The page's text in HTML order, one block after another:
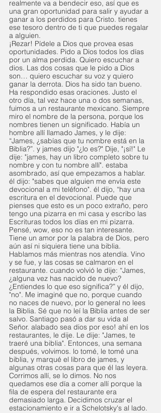
realmente va a bendecir eso, así que es
una gran oportunidad para salir y ayudar a
ganar a los perdidos para Cristo. tienes
ese tesoro dentro de ti que puedes regalar
a alguien.
¡Rezar! Pídele a Dios que provea esas
oportunidades. Pido a Dios todos los días
por un alma perdida. Quiero escuchar a
dios. Las dos cosas que le pido a Dios
son… quiero escuchar su voz y quiero
ganar la derrota. Dios ha sido tan bueno.
Ha respondido esas oraciones. Justo el
otro día, tal vez hace una o dos semanas,
fuimos a un restaurante mexicano. Siempre
miro el nombre de la persona, porque los
nombres tienen un significado. Había un
hombre allí llamado James, y le dije:
“James, ¿sabías que tu nombre está en la
Biblia?”. y james dijo "¿lo es?" Dije, "¡sí!" Le
dije: "james, hay un libro completo sobre tu
nombre y con tu nombre allí". estaba
asombrado, así que empezamos a hablar.
él dijo: "sabes que alguien me envía este
devocional a mi teléfono". él dijo, “hay una
escritura en el devocional. Puede que
pienses que esto es un poco extraño, pero
tengo una pizarra en mi casa y escribo las
Escrituras todos los días en mi pizarra.
Pensé, wow, eso no es tan interesante.
Tiene un amor por la palabra de Dios, pero
aún así ni siquiera tiene una biblia.
Hablamos más mientras nos atendía. Vino
y se fue, y las cosas se calmaron en el
restaurante. cuando volvió le dije: “James,
¿alguna vez has nacido de nuevo?
¿Entiendes lo que eso significa?” y él dijo,
"no". Me imaginé que no, porque cuando
no naces de nuevo, por lo general no lees
la Biblia. Sé que no leí la Biblia antes de ser
salvo. Santiago pasó a dar su vida al
Señor. alabado sea dios por eso! ahí en los
restaurantes, le dije. Le dije: "James, te
traeré una biblia". Entonces, una semana
después, volvimos. lo tomé, le tomé una
biblia, y marqué el libro de james, y
algunas otras cosas para que él las leyera.
Corrimos allí, se lo dimos. No nos
quedamos ese día a comer allí porque la
fila de espera del restaurante era
demasiado larga. Decidimos cruzar el
estacionamiento e ir a Schelotsky's al lado.